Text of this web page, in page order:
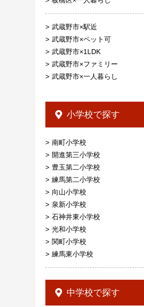
武蔵野市×駅近
武蔵野市×ペット可
武蔵野市×1LDK
武蔵野市×ファミリー
武蔵野市×一人暮らし
小学校で探す
南町小学校
開進第三小学校
豊玉第二小学校
練馬第二小学校
向山小学校
泉新小学校
石神井東小学校
光和小学校
関町小学校
練馬東小学校
中学校で探す